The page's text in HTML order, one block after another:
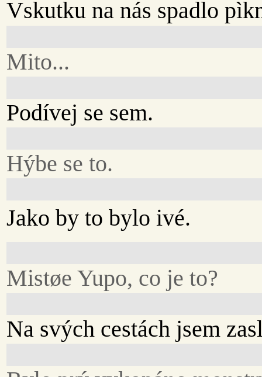
Vskutku na nás spadlo
Mito...
Podívej se sem.
Hýbe se to.
Jako by to bylo ivé.
Mistøe Yupo, co je to?
Na svých cestách jsem